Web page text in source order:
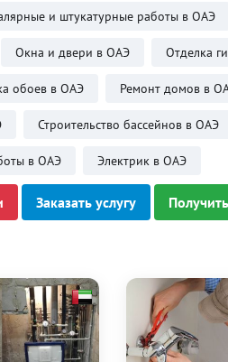
и штукатурные работы в ОАЭ
Окна и двери в ОАЭ Отделка
обоев в ОАЭ Ремонт домов в
Строительство бассейнов в ОАЭ
в ОАЭ Электрик в ОАЭ
Заказать услугу